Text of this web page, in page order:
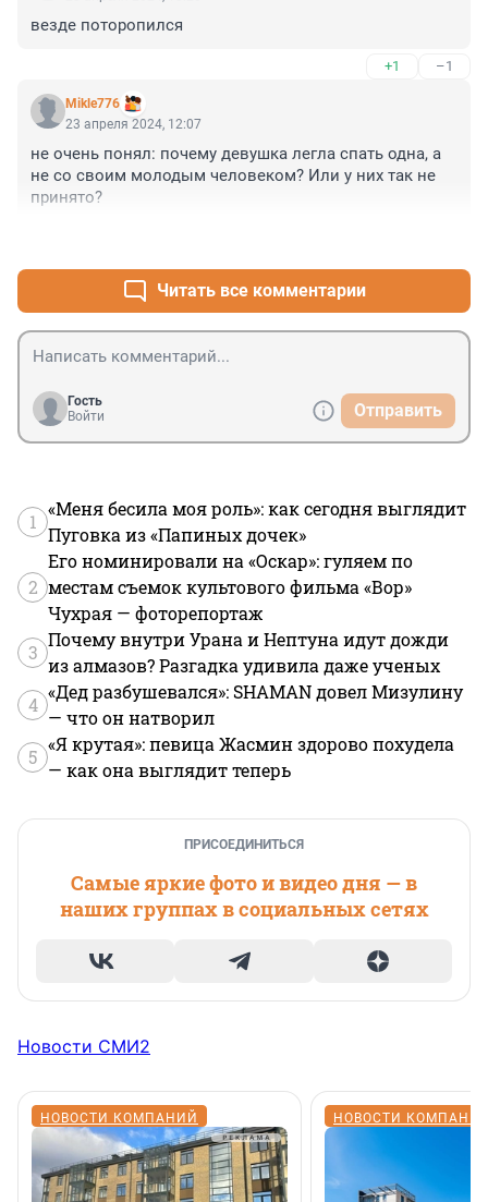
Российской правовой Системы которая не готова из
за возможных внешне политических последствий
это видят теже самые Узбеки , Азербайджанцы ,
Таджики и какая то часть начинает совершать
преступления потому что система сама показывает
им слабость потому что преследует более Честных
людей или тех кто совершает преступления более
легкой тяжести которые наказываются Штрафом или
Работами вот над чем надо задуматься
везде поторопился
+1 –1
Mikle776
23 апреля 2024, 12:07
не очень понял: почему девушка легла спать одна, а
не со своим молодым человеком? Или у них так не
принято?
Читать все комментарии
Гость
Войти
Отправить
1
«Меня бесила моя роль»: как сегодня выглядит
Пуговка из «Папиных дочек»
2
Его номинировали на «Оскар»: гуляем по
местам съемок культового фильма «Вор»
Чухрая — фоторепортаж
3
Почему внутри Урана и Нептуна идут дожди
из алмазов? Разгадка удивила даже ученых
4
«Дед разбушевался»: SHAMAN довел Мизулину
— что он натворил
5
«Я крутая»: певица Жасмин здорово похудела
— как она выглядит теперь
ПРИСОЕДИНИТЬСЯ
Самые яркие фото и видео дня — в
наших группах в социальных сетях
Новости СМИ2
НОВОСТИ КОМПАНИЙ НОВОСТИ